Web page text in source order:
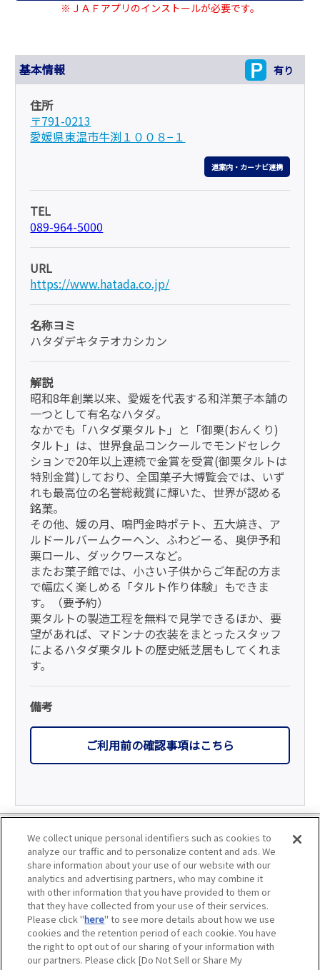
※ＪＡＦアプリのインストールが必要です。
基本情報 有り
住所
〒791-0213
愛媛県東温市牛渕１００８−１
道案内・カーナビ連携
TEL
089-964-5000
URL
https://www.hatada.co.jp/
名称ヨミ
ハタダデキタテオカシカン
解説
昭和8年創業以来、愛媛を代表する和洋菓子本舗の
一つとして有名なハタダ。
なかでも「ハタダ栗タルト」と「御栗(おんくり)
タルト」は、世界食品コンクールでモンドセレク
ションで20年以上連続で金賞を受賞(御栗タルトは
特別金賞)しており、全国菓子大博覧会では、いず
れも最高位の名誉総裁賞に輝いた、世界が認める
銘菓。
その他、媛の月、鳴門金時ポテト、五大焼き、ア
ルドールバームクーヘン、ふわどーる、奥伊予和
栗ロール、ダックワースなど。
またお菓子館では、小さい子供からご年配の方ま
で幅広く楽しめる「タルト作り体験」もできま
す。（要予約）
栗タルトの製造工程を無料で見学できるほか、要
望があれば、マドンナの衣装をまとったスタッフ
によるハタダ栗タルトの歴史紙芝居もしてくれま
す。
備考
ご利用前の確認事項はこちら
個人情報の取り扱いについて
会員優待サービスの提携をご検討の方へ
JAFホームページ
We collect unique personal identifiers such as cookies to
analyze our traffic and to personalize content and ads. We
share information about your use of our website with our
analytics and advertising partners, who may combine it
with other information that you have provided to them or
that they have collected from your use of their services.
Please click "here" to see more details about how we use
cookies and the retention period of each cookie. You have
the right to opt out of our sharing of your information with
our partners. Please click [Do Not Sell or Share My